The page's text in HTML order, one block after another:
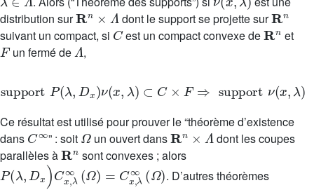
distribution sur
Rn×Λ
dont le support se projette sur
Rn
suivant un compact, si
C
est un compact convexe de
Rn
et
F
un fermé de
Λ
,
support P( λ,Dx ν(x,λ )⊂C ×F⇒ supportν x,λ) ⊂C
Ce résultat est utilisé pour prouver le “théorème d’existence
dans
C∞
” : soit
Ω
un ouvert dans
Rn ×Λ
dont les coupes
parallèles à
Rn
sont convexes ; alors
P(λ,Dx)Cx,λ ∞(Ω)=Cx,λ∞(Ω)
. D’autres théorèmes